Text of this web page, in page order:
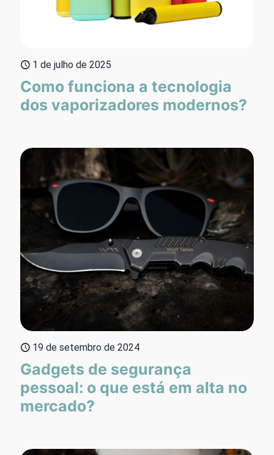
1 de julho de 2025
Como funciona a tecnologia
dos vaporizadores modernos?
19 de setembro de 2024
Gadgets de segurança
pessoal: o que está em alta no
mercado?